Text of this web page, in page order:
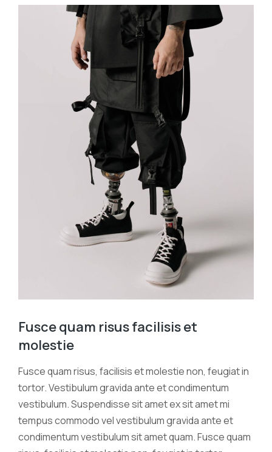
Fusce quam risus facilisis et
molestie
Fusce quam risus, facilisis et molestie non, feugiat in
tortor. Vestibulum gravida ante et condimentum
vestibulum. Suspendisse sit amet ex sit amet mi
tempus commodo vel vestibulum gravida ante et
condimentum vestibulum sit amet quam. Fusce quam